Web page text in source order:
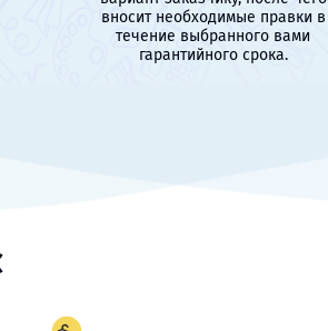
вносит необходимые правки в
течение выбранного вами
гарантийного срока.